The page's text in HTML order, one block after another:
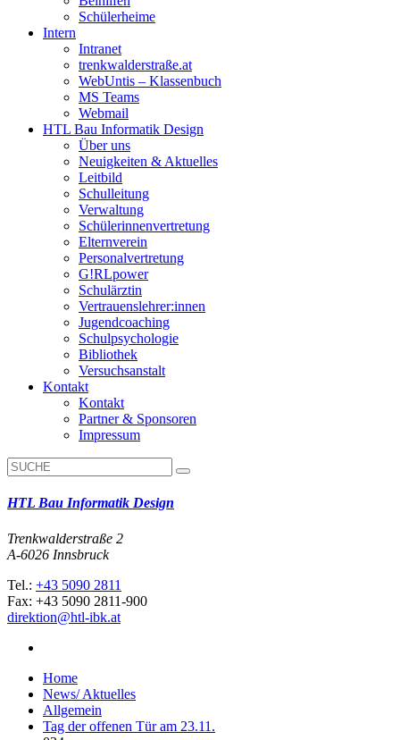
Schülerheime
Intern
Intranet
trenkwalderstraße.at
WebUntis – Klassenbuch
MS Teams
Webmail
HTL Bau Informatik Design
Über uns
Neuigkeiten & Aktuelles
Leitbild
Schulleitung
Verwaltung
Schülerinnenvertretung
Elternverein
Personalvertretung
G!RLpower
Schulärztin
Vertrauenslehrer:innen
Jugendcoaching
Schulpsychologie
Bibliothek
Versuchsanstalt
Kontakt
Kontakt
Partner & Sponsoren
Impressum
HTL Bau Informatik Design
Trenkwalderstraße 2
A-6026 Innsbruck
Tel.: +43 5090 2811
Fax: +43 5090 2811-900
direktion@htl-ibk.at
Home
News/ Aktuelles
Allgemein
Tag der offenen Tür am 23.11.